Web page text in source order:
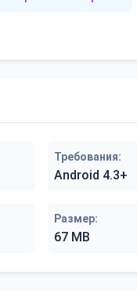
Требования:
Android 4.3+
Размер:
67 MB